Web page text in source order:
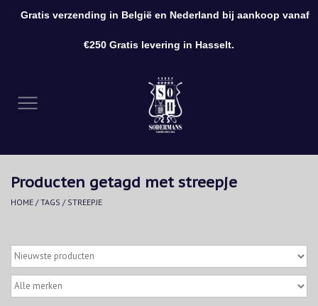
Kleding
Accessoires
Producten getagd met streepje
HOME /TAGS / STREEPJE
Gratis verzending in België en Nederland bij aankoop vanaf
€250 Gratis levering in Hasselt.